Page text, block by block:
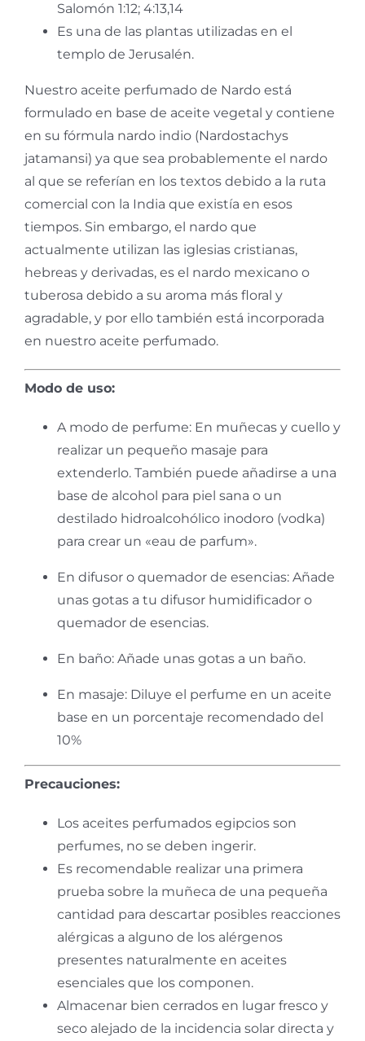
Salomón 1:12; 4:13,14
Es una de las plantas utilizadas en el
templo de Jerusalén.
Nuestro aceite perfumado de Nardo está
formulado en base de aceite vegetal y contiene
en su fórmula nardo indio (Nardostachys
jatamansi) ya que sea probablemente el nardo
al que se referían en los textos debido a la ruta
comercial con la India que existía en esos
tiempos. Sin embargo, el nardo que
actualmente utilizan las iglesias cristianas,
hebreas y derivadas, es el nardo mexicano o
tuberosa debido a su aroma más floral y
agradable, y por ello también está incorporada
en nuestro aceite perfumado.
Modo de uso:
A modo de perfume: En muñecas y cuello y
realizar un pequeño masaje para
extenderlo. También puede añadirse a una
base de alcohol para piel sana o un
destilado hidroalcohólico inodoro (vodka)
para crear un «eau de parfum».
En difusor o quemador de esencias: Añade
unas gotas a tu difusor humidificador o
quemador de esencias.
En baño: Añade unas gotas a un baño.
En masaje: Diluye el perfume en un aceite
base en un porcentaje recomendado del
10%
Precauciones:
Los aceites perfumados egipcios son
perfumes, no se deben ingerir.
Es recomendable realizar una primera
prueba sobre la muñeca de una pequeña
cantidad para descartar posibles reacciones
alérgicas a alguno de los alérgenos
presentes naturalmente en aceites
esenciales que los componen.
Almacenar bien cerrados en lugar fresco y
seco alejado de la incidencia solar directa y